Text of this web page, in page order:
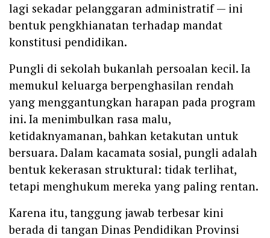
lagi sekadar pelanggaran administratif — ini
bentuk pengkhianatan terhadap mandat
konstitusi pendidikan.
Pungli di sekolah bukanlah persoalan kecil. Ia
memukul keluarga berpenghasilan rendah
yang menggantungkan harapan pada program
ini. Ia menimbulkan rasa malu,
ketidaknyamanan, bahkan ketakutan untuk
bersuara. Dalam kacamata sosial, pungli adalah
bentuk kekerasan struktural: tidak terlihat,
tetapi menghukum mereka yang paling rentan.
Karena itu, tanggung jawab terbesar kini
berada di tangan Dinas Pendidikan Provinsi